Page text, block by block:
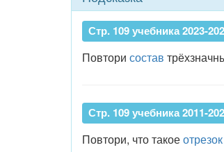
Стр. 109 учебника 2023-
Повтори состав
Стр. 109 учебника 2011-
Повтори, что такоеотрезок